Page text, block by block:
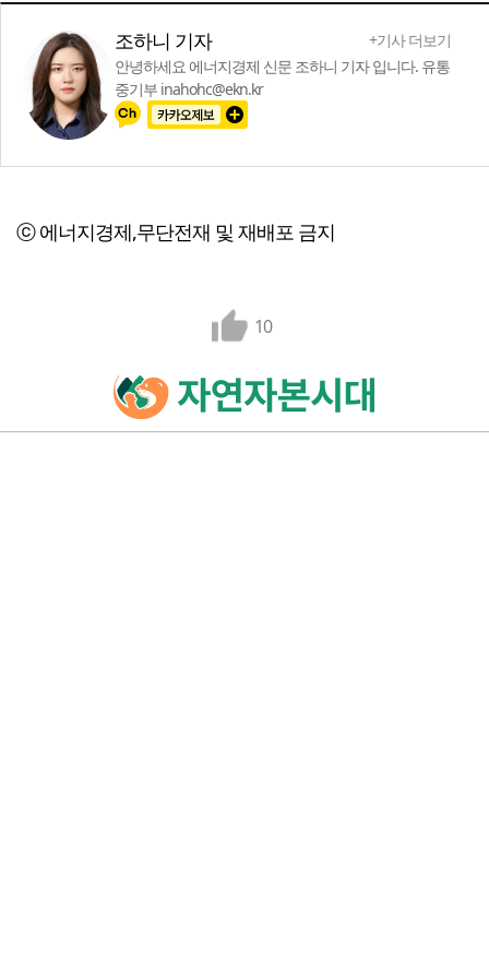
조하니 기자
+기사 더보기
안녕하세요 에너지경제 신문 조하니 기자 입니다. 유통
중기부 inahohc@ekn.kr
ⓒ 에너지경제,무단전재 및 재배포 금지
10